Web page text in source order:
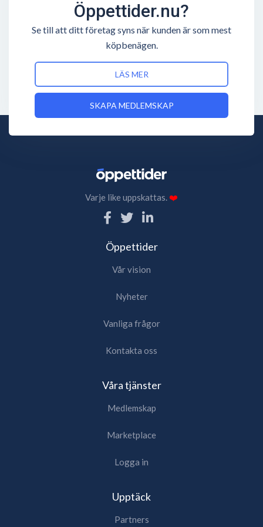
Öppettider.nu?
Se till att ditt företag syns när kunden är som mest
köpbenägen.
LÄS MER
SKAPA MEDLEMSKAP
Varje like uppskattas.❤️
Öppettider
Vår vision
Nyheter
Vanliga frågor
Kontakta oss
Våra tjänster
Medlemskap
Marketplace
Logga in
Upptäck
Partners